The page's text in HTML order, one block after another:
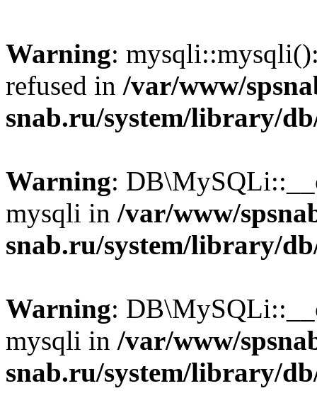
Warning:
refused in /var/www/
snab.ru/system/library/
Warning:
mysqli in /var/www/
snab.ru/system/library/
Warning:
mysqli in /var/www/
snab.ru/system/library/